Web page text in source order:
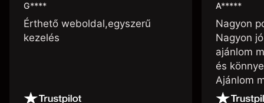
G****
Érthető weboldal,egyszerű
kezelés
A*****
Nagyon
Nagyon
ajánlom
és
Ajánlom